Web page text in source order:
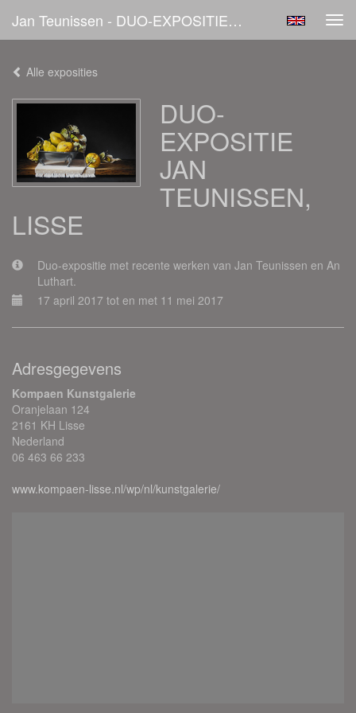
Jan Teunissen - DUO-EXPOSITIE JAN TEUNISSEN, LISSE
Alle exposities
DUO-
EXPOSITIE
JAN
TEUNISSEN,
LISSE
Duo-expositie met recente werken van Jan Teunissen en An
Luthart.
17 april 2017 tot en met 11 mei 2017
Adresgegevens
Kompaen Kunstgalerie
Oranjelaan 124
2161 KH Lisse
Nederland
06 463 66 233
www.kompaen-lisse.nl/wp/nl/kunstgalerie/